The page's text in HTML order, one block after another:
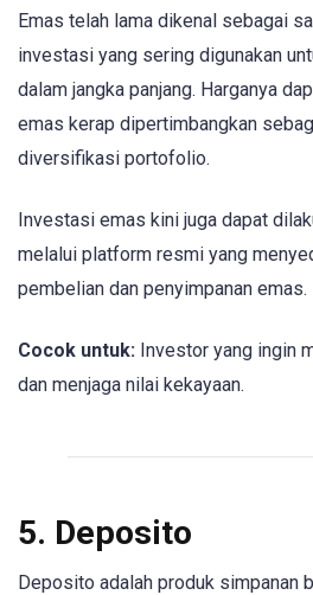
Emas telah lama dikenal sebagai
investasi yang sering digunakan
dalam jangka panjang. Harganya
emas kerap dipertimbangkan
diversifikasi portofolio.
Investasi emas kini juga dapat
melalui platform resmi yang
pembelian dan penyimpanan emas.
Cocok untuk: Investor yang ingin
dan menjaga nilai kekayaan.
5. Deposito
Deposito adalah produk simpanan